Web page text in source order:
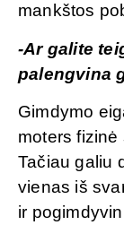
mankštos
-Ar galite
palengvina
Gimdymo
moters
Tačiau galiu
vienas iš
ir